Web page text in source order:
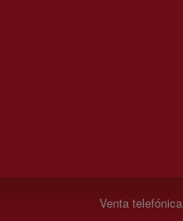
Venta telefónica